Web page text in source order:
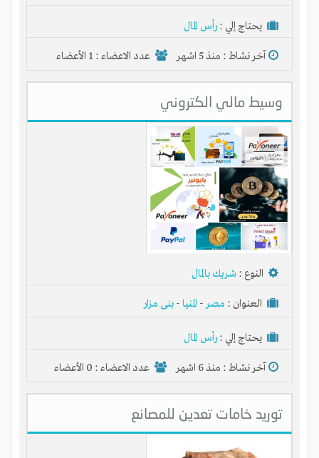
يحتاج إلي : رأس المال
آخر نشاط : منذ 5 اشهر عدد الاعضاء : 1 الأعضاء
وسيط مالي الكتروني
النوع : شريك بالمال
العنوان : مصر- المنيا- بنى مزار
يحتاج إلي : رأس المال
آخر نشاط : منذ 6 اشهر عدد الاعضاء : 0 الأعضاء
توريد خامات تعدين للمصانع